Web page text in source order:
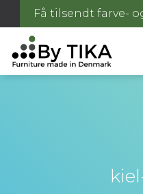
Få tilsendt farve-